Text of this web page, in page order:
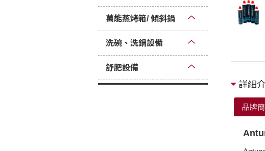
萬能蒸烤箱/ 傾斜鍋
洗碗、洗鍋設備
舒肥設備
詳細
品牌